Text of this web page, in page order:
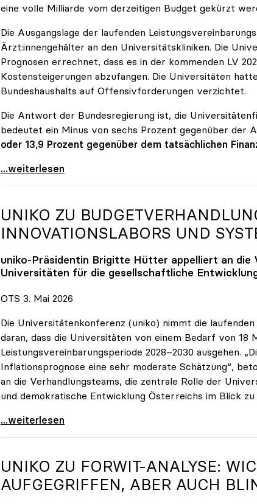
eine volle Milliarde vom derzeitigen Budget gekürzt
Die Ausgangslage der laufenden
Ärzt:innengehälter an den Universitätskliniken. Die
Prognosen errechnet, dass es in der kommenden LV
Kostensteigerungen abzufangen. Die Universitäten
Bundeshaushalts auf Offensivforderungen verzichtet.
Die Antwort der Bundesregierung ist, die
bedeutet ein Minus von sechs Prozent gegenüber der
oder 13,9 Prozent gegenüber dem tatsächlichen
\"Österreich ist für die heimischen Universitäten
...weiterlesen
UNIKO ZU
INNOVATIONSLABORS UND
uniko-Präsidentin Brigitte Hütter appelliert an die
Universitäten für die gesellschaftliche
OTS 3. Mai 2026
Die Universitätenkonferenz (uniko) nimmt die
daran, dass die Universitäten von einem Bedarf von 18
Leistungsvereinbarungsperiode 2028–2030 ausgehen.
Inflationsprognose eine sehr moderate Schätzung“,
an die Verhandlungsteams, die zentrale Rolle der
und demokratische Entwicklung Österreichs im Blick zu
uniko zu Budgetverhandlungen: Universitäten sind
...weiterlesen
UNIKO ZU FORWIT-ANALYSE:
AUFGEGRIFFEN, ABER AUCH